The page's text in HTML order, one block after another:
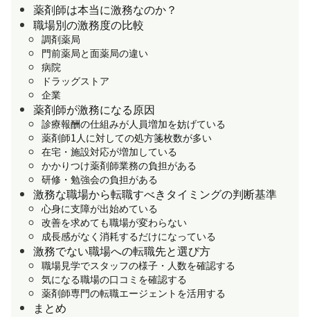
薬剤師は本当に激務なのか？
職場別の激務度の比較
調剤薬局
門前薬局と面薬局の違い
病院
ドラッグストア
企業
薬剤師が激務になる原因
診療報酬の仕組みが人員増加を妨げている
薬剤師1人に対しての処方箋枚数が多い
在宅・施設対応が増加している
かかりつけ薬剤師業務の負担がある
研修・勉強会の負担がある
激務な職場から転職すべきタイミングの判断基準
心身に支障が出始めている
改善を求めても職場が変わらない
成長感がなく消耗するだけになっている
激務でない職場への転職先と選び方
職場見学でスタッフの様子・人数を確認する
気になる職場の口コミを確認する
薬剤師専門の転職エージェントを活用する
まとめ